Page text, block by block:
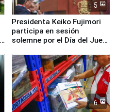
5
Presidenta Keiko Fujimori
participa en sesión
solemne por el Día del Juez
6